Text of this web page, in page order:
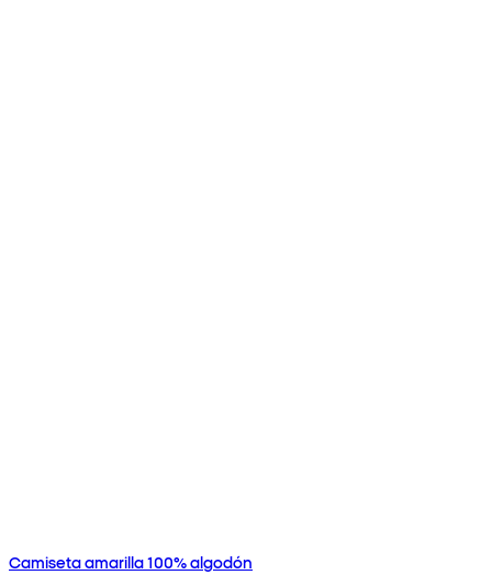
Camiseta amarilla 100% algodón